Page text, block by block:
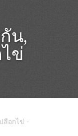
น,
ข่
ลือกไข่ -